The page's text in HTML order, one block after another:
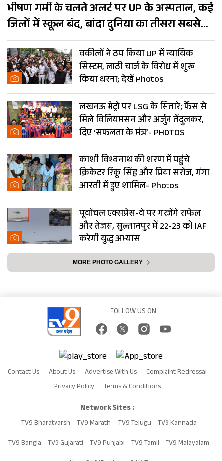
भीषण गर्मी के चलते अलर्ट पर UP के अस्पताल, कई
जिलों में स्कूल बंद, बांदा दुनिया का तीसरा सबसे
गर्म शहर
वकीलों ने ठप किया UP में न्यायिक
सिस्टम, लाठी चार्ज के विरोध में शुरू
किया धरना; देखें Photos
लखनऊ मेट्रो पर LSG के सितारे; फैंस से
मिले विलियमसन और अर्जुन तेंदुलकर,
दिए ‘सफलता के मंत्र’- PHOTOS
काशी विश्वनाथ की शरण में पहुंचे
क्रिकेटर रिंकू सिंह और प्रिया सरोज, गंगा
आरती में हुए शामिल- Photos
पूर्वांचल एक्सप्रेस-वे पर गरजेंगे राफेल
और तेजस, सुल्तानपुर में 22-23 को IAF
करेगी युद्ध अभ्यास
MORE PHOTO GALLERY
FOLLOW US ON
Contact Us About Us Advertise With Us
Complaint Redressal
Privacy Policy
Terms & Conditions
Network Sites :
TV9 Bharatvarsh TV9 Marathi TV9 Telugu TV9 Kannada
TV9 Bangla TV9 Gujarati TV9 Punjabi TV9 Tamil TV9 Malayalam